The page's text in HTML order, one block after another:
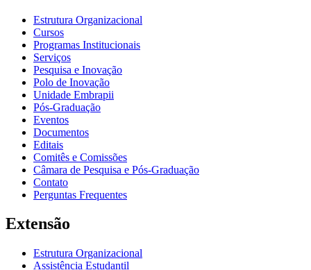
Estrutura Organizacional
Cursos
Programas Institucionais
Serviços
Pesquisa e Inovação
Polo de Inovação
Unidade Embrapii
Pós-Graduação
Eventos
Documentos
Editais
Comitês e Comissões
Câmara de Pesquisa e Pós-Graduação
Contato
Perguntas Frequentes
Extensão
Estrutura Organizacional
Assistência Estudantil